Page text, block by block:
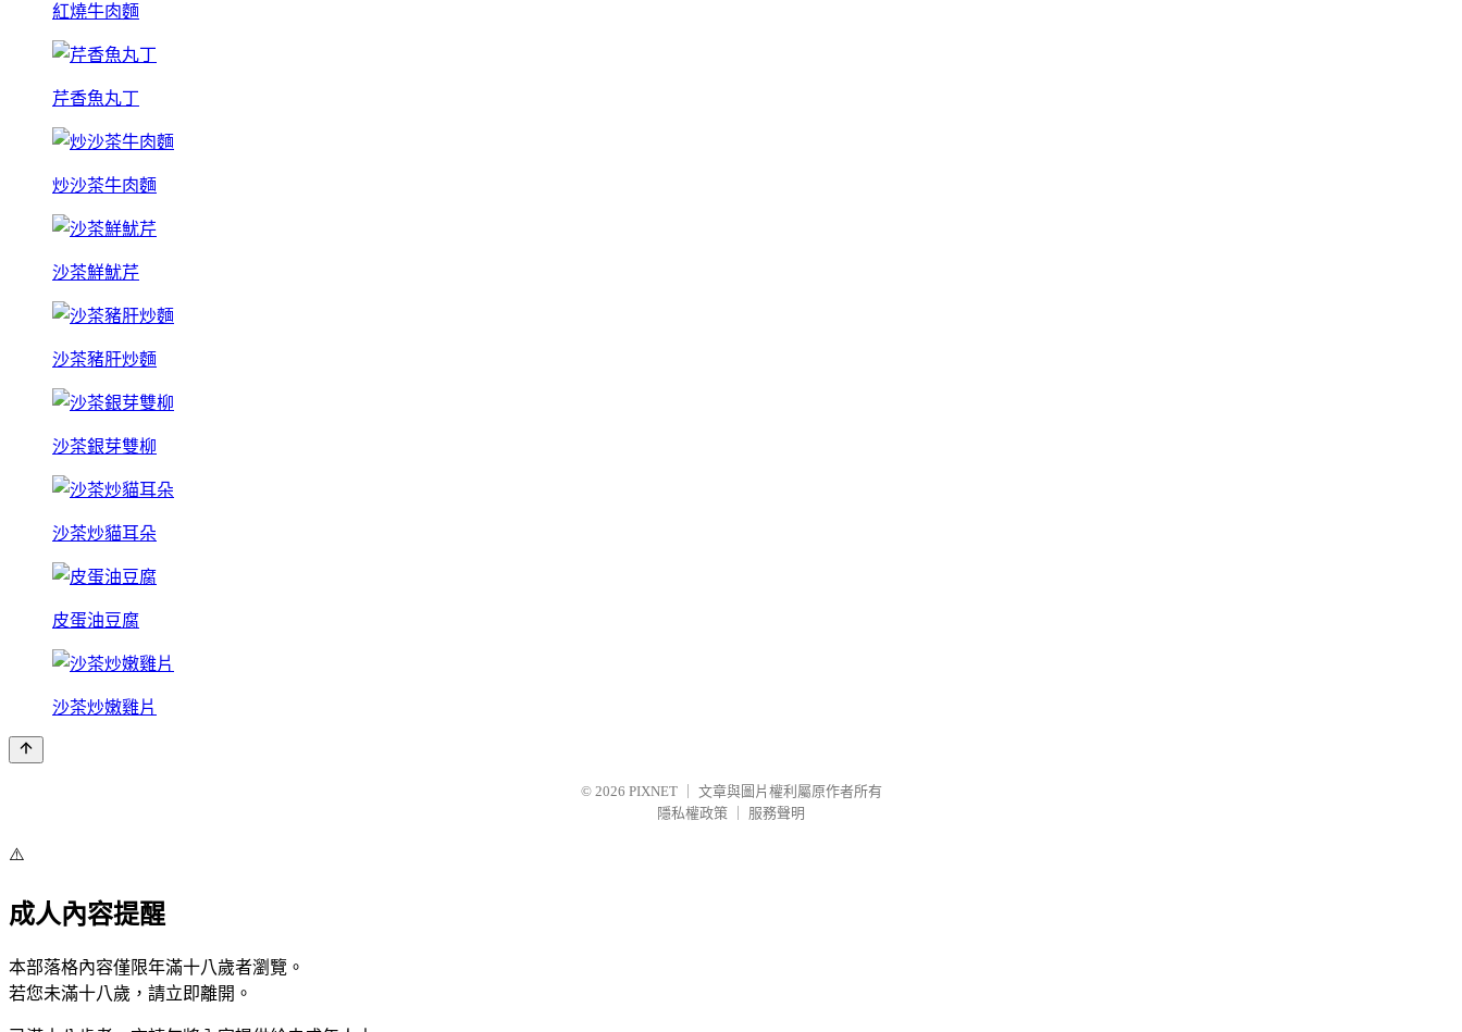
紅燒牛肉麵
芹香魚丸丁
炒沙茶牛肉麵
沙茶鮮魷芹
沙茶豬肝炒麵
沙茶銀芽雙柳
沙茶炒貓耳朵
皮蛋油豆腐
沙茶炒嫩雞片
© 2026 PIXNET
文章與圖片權利屬原作者所有
隱私權政策
服務聲明
⚠️
成人內容提醒
本部落格內容僅限年滿十八歲者瀏覽。
若您未滿十八歲，請立即離開。